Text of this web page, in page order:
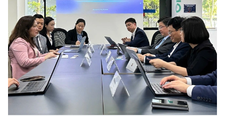
BỘ KHOA HỌC VÀ CÔNG NGHỆ
MINISTRY OF SCIENCE AND TECHNOLOGY
Điều khoản sử dụng Theo dõi MST: Góp ý
Cơ quan chủ quản: Bộ Khoa học và Công nghệ (MST)
Chịu trách nhiệm nội dung: Nguyễn Thị Hải Hằng
Giám đốc Trung tâm Truyền thông Khoa học và Công nghệ.
Liên hệ
Địa chỉ: Ban Biên tập Cổng TTĐT - 18 Nguyễn Du, TP. Hà Nội